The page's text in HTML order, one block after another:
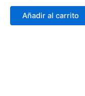
Añadir al carrito